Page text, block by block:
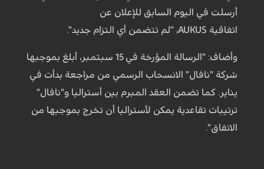
أرسلت في اليوم السابق للإعلان عن
اتفاقية AUKUS، "لم تتضمن أي التزام جديد".
وأضاف: "الرسالة المؤرخة في 15 سبتمبر، أبلغ بموجبها
شركة "نافال" الانسحاب الرسمي من مراجعة بدأت في
يناير. كما تضمن العقد المبرم بين أستراليا و"نافال"
ترتيبات تقاعدية يمكن لأستراليا أن تخرج بموجبها من
الاتفاق".